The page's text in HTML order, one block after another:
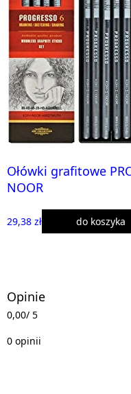
Ołówki grafitowe
NOOR
29,38 zł do koszyka
Opinie
0,00/ 5
0 opinii